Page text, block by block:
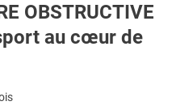
OBSTRUCTIVE
au cœur de